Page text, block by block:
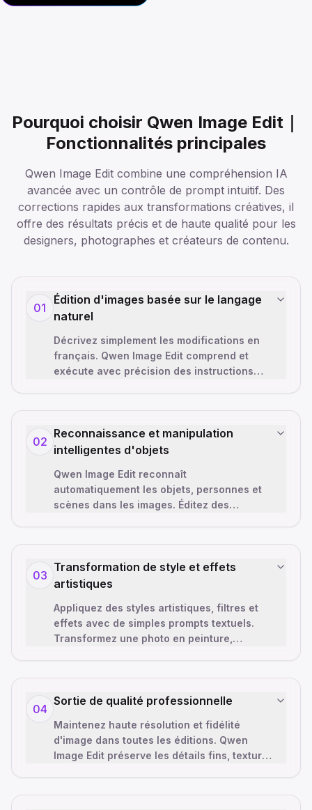
Pourquoi choisir Qwen Image Edit｜
Fonctionnalités principales
Qwen Image Edit combine une compréhension IA
avancée avec un contrôle de prompt intuitif. Des
corrections rapides aux transformations créatives, il
offre des résultats précis et de haute qualité pour les
designers, photographes et créateurs de contenu.
01
Édition d'images basée sur le langage
naturel
Décrivez simplement les modifications en
français. Qwen Image Edit comprend et
exécute avec précision des instructions
02
Reconnaissance et manipulation
intelligentes d'objets
Qwen Image Edit reconnaît
automatiquement les objets, personnes et
scènes dans les images. Éditez des
03
Transformation de style et effets
artistiques
Appliquez des styles artistiques, filtres et
effets avec de simples prompts textuels.
Transformez une photo en peinture,
04
Sortie de qualité professionnelle
Maintenez haute résolution et fidélité
d'image dans toutes les éditions. Qwen
Image Edit préserve les détails fins, textures